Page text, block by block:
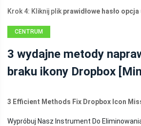
Krok 4: Kliknij plikprawidłowe hasło opcja
CENTRUM
MINITOOL
3 wydajne metody
braku ikony Dropbox
3 Efficient Methods Fix Dropbox Icon
Wypróbuj Nasz Instrument Do